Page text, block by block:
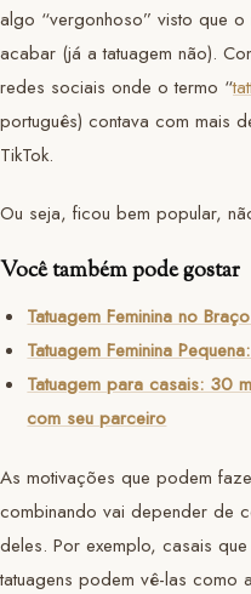
algo “vergonhoso” visto que
acabar (já a tatuagem não).
redes sociais onde o termo “
português) contava com mais
TikTok.
Ou seja, ficou bem popular,
Você também pode gostar
Tatuagem Feminina no
Tatuagem Feminina
Tatuagem para casais: 30
com seu parceiro
As motivações que podem
combinando vai depender de
deles. Por exemplo, casais
tatuagens podem vê-las como